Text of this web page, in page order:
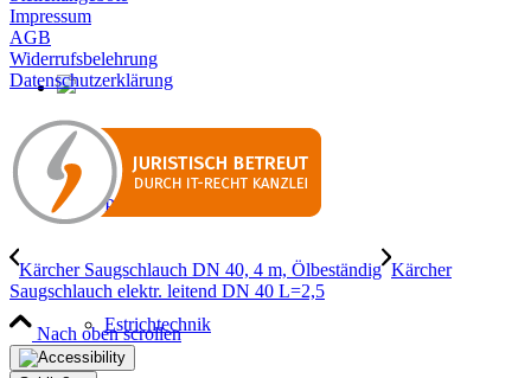
Putz & Mörteltechnik
Estrichtechnik
Impressum
AGB
Widerrufsbelehrung
Datenschutzerklärung
Kärcher Saugschlauch DN 40, 4 m, Ölbeständig Kärcher
Saugschlauch elektr. leitend DN 40 L=2,5
Nach oben scrollen